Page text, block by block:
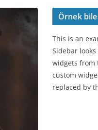
Örnek
This is an
Sidebar
widgets from
custom
replaced by